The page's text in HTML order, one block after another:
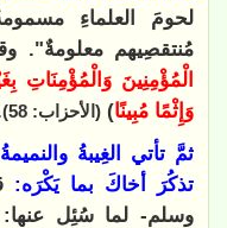
لحومَ العلماءِ
مُنتقصِيهم معلومةٌ".
الْمُؤْمِنِينَ وَالْمُؤْمِنَاتِ
وَإِثْمًا مُبِينًا) (الأحزاب: 58)
ثمَّ تأتي الغِيبةُ
تذكُرَ أخاكَ بما يَكْرَه:
وسلم- لما سُئِل